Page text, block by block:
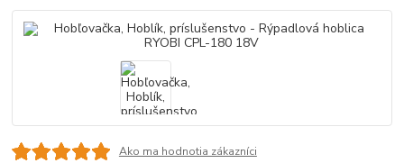
Ako ma hodnotia zákazníci